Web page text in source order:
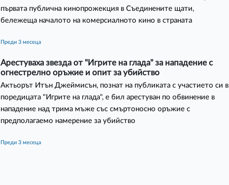
първата публична кинопрожекция в Съединените щати,
бележеща началото на комерсиалното кино в страната
преди 3 месеца
Арестуваха звезда от "Игрите на глада" за нападение с
огнестрелно оръжие и опит за убийство
Актьорът Итън Джеймисън, познат на публиката с участието си в
поредицата "Игрите на глада", е бил арестуван по обвинение в
нападение над трима мъже със смъртоносно оръжие с
предполагаемо намерение за убийство
преди 3 месеца